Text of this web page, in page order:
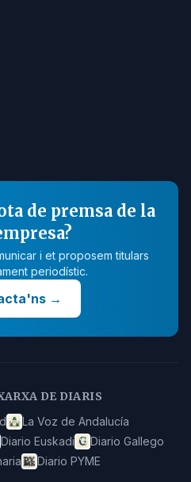
de premsa de la
i et proposem titulars
periodístic.
→
DE DIARIS
La Voz de Andalucía
Diario Euskadi
Diario Gallego
Diario PYME